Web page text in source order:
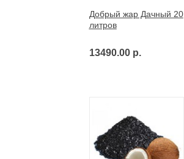
Добрый жар Дачный 20
литров
13490.00 р.